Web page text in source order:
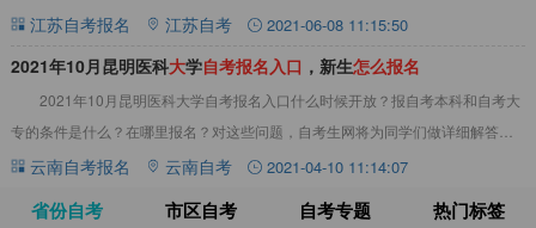
考报名入口相关内容，包括报名网址、报
江苏自考报名 江苏自考 2021-06-08 11:15:50
2021年10月昆明医科大学自考报名入口 ，新生怎么报名
2021年10月昆明医科大学自考报名入口什么时候开放？报自考本科和自考大
专的条件是什么？在哪里报名？对这些问题，自考生网将为同学们做详细解答，
在昆明医科大学自考报考开始前，同学们可
云南自考报名 云南自考 2021-04-10 11:14:07
省份自考 市区自考 自考专题 热门标签